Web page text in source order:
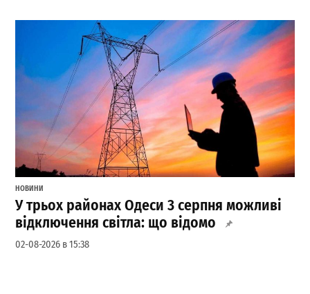
НОВИНИ
У трьох районах Одеси 3 серпня можливі
відключення світла: що відомо
02-08-2026 в 15:38